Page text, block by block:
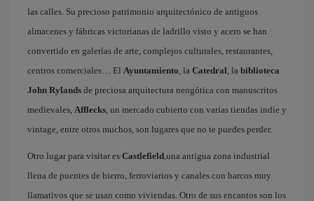
las calles. Su precioso patrimonio arquitectónico de antiguos
almacenes y fábricas victorianas de ladrillo visto y acero se han
convertido en galerías de arte, complejos culturales, restaurantes,
centros comerciales… El Ayuntamiento, la Catedral, la biblioteca
John Rylands de preciosa arquitectura neogótica con manuscritos
medievales, Afflecks, un mercado cubierto con varias tiendas indie y
vintage, entre otros muchos, son lugares que no te puedes perder.
Otro lugar para visitar es Castlefield,una antigua zona industrial
llena de puentes de hierro, ferroviarios y canales con barcos muy
llamativos que se usan como viviendas. Otro de sus encantos son los